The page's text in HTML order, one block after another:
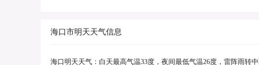
海口市明天天气信息
海口明天天气：白天最高气温33度，夜间最低气温26度，雷阵雨转